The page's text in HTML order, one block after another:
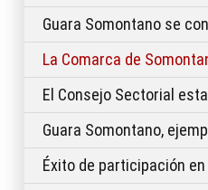
Guara Somontano se
La Comarca de
El Consejo Sectorial
Guara Somontano,
Éxito de participación